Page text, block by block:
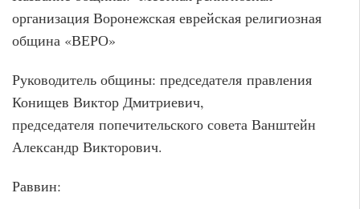
организация Воронежская еврейская религиозная
община «ВЕРО»
Руководитель общины: председателя правления
Конищев Виктор Дмитриевич,
председателя попечительского совета Ванштейн
Александр Викторович.
Раввин: